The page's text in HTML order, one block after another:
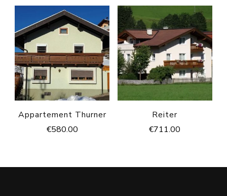
Appartement Thurner
€580.00
Reiter
€711.00